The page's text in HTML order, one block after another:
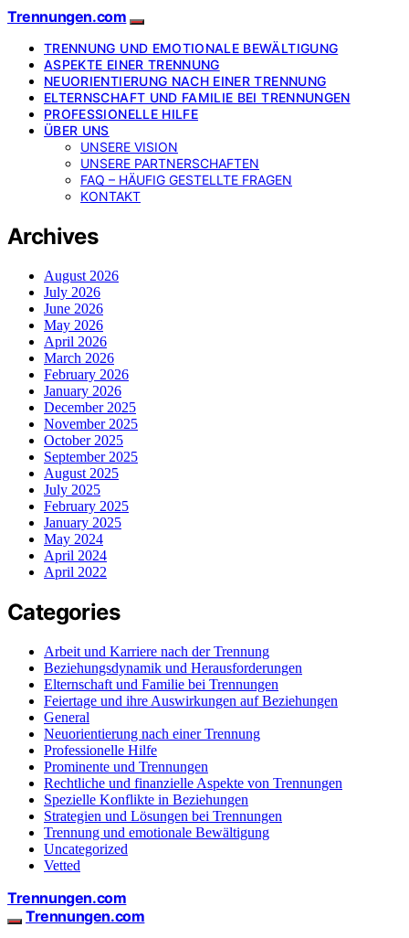
Trennungen.com
TRENNUNG UND EMOTIONALE BEWÄLTIGUNG
ASPEKTE EINER TRENNUNG
NEUORIENTIERUNG NACH EINER TRENNUNG
ELTERNSCHAFT UND FAMILIE BEI TRENNUNGEN
PROFESSIONELLE HILFE
ÜBER UNS
UNSERE VISION
UNSERE PARTNERSCHAFTEN
FAQ – HÄUFIG GESTELLTE FRAGEN
KONTAKT
Archives
August 2026
July 2026
June 2026
May 2026
April 2026
March 2026
February 2026
January 2026
December 2025
November 2025
October 2025
September 2025
August 2025
July 2025
February 2025
January 2025
May 2024
April 2024
April 2022
Categories
Arbeit und Karriere nach der Trennung
Beziehungsdynamik und Herausforderungen
Elternschaft und Familie bei Trennungen
Feiertage und ihre Auswirkungen auf Beziehungen
General
Neuorientierung nach einer Trennung
Professionelle Hilfe
Prominente und Trennungen
Rechtliche und finanzielle Aspekte von Trennungen
Spezielle Konflikte in Beziehungen
Strategien und Lösungen bei Trennungen
Trennung und emotionale Bewältigung
Uncategorized
Vetted
Trennungen.com
Trennungen.com